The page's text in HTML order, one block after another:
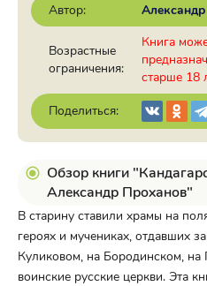
Автор:
Возрастные
ограничения:
Книга
старше 18
Поделиться:
Обзор книги
Александр Проханов"
В старину ставили храмы на
героях и мучениках, отдавших
Куликовом, на Бородинском,
воинские русские церкви. Эта